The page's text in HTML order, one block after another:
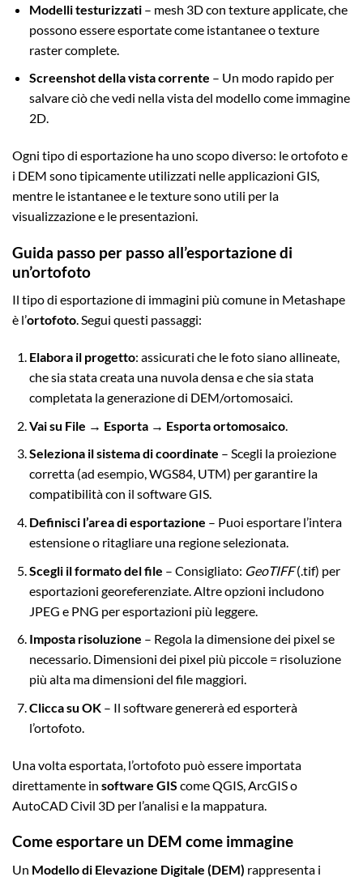
Modelli testurizzati– mesh 3D con texture applicate, che
possono essere esportate come istantanee o texture
raster complete.
Screenshot della vista corrente – Un modo rapido per
salvare ciò che vedi nella vista del modello come immagine
2D.
Ogni tipo di esportazione ha uno scopo diverso: le ortofoto e
i DEM sono tipicamente utilizzati nelle applicazioni GIS,
mentre le istantanee e le texture sono utili per la
visualizzazione e le presentazioni.
Guida passo per passo all’esportazione di
un’ortofoto
Il tipo di esportazione di immagini più comune in Metashape
è l’ortofoto. Segui questi passaggi:
Elabora il progetto: assicurati che le foto siano allineate,
che sia stata creata una nuvola densa e che sia stata
completata la generazione di DEM/ortomosaici.
Vai su File → Esporta → Esporta ortomosaico.
Seleziona il sistema di coordinate – Scegli la proiezione
corretta (ad esempio, WGS84, UTM) per garantire la
compatibilità con il software GIS.
Definisci l’area di esportazione – Puoi esportare l’intera
estensione o ritagliare una regione selezionata.
Scegli il formato del file – Consigliato: GeoTIFF(.tif) per
esportazioni georeferenziate. Altre opzioni includono
JPEG e PNG per esportazioni più leggere.
Imposta risoluzione – Regola la dimensione dei pixel se
necessario. Dimensioni dei pixel più piccole = risoluzione
più alta ma dimensioni del file maggiori.
Clicca su OK– Il software genererà ed esporterà
l’ortofoto.
Una volta esportata, l’ortofoto può essere importata
direttamente in software GIS come QGIS, ArcGIS o
AutoCAD Civil 3D per l’analisi e la mappatura.
Come esportare un DEM come immagine
Un Modello di Elevazione Digitale (DEM) rappresenta i